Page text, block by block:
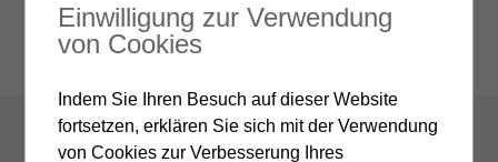
Einwilligung zur Verwendung
von Cookies
Indem Sie Ihren Besuch auf dieser Website
fortsetzen, erklären Sie sich mit der Verwendung
von Cookies zur Verbesserung Ihres